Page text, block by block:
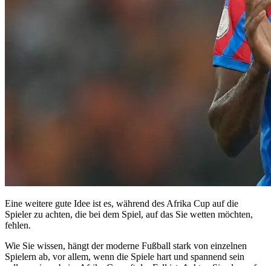
Eine weitere gute Idee ist es, während des Afrika Cup auf die
Spieler zu achten, die bei dem Spiel, auf das Sie wetten möchten,
fehlen.
Wie Sie wissen, hängt der moderne Fußball stark von einzelnen
Spielern ab, vor allem, wenn die Spiele hart und spannend sein